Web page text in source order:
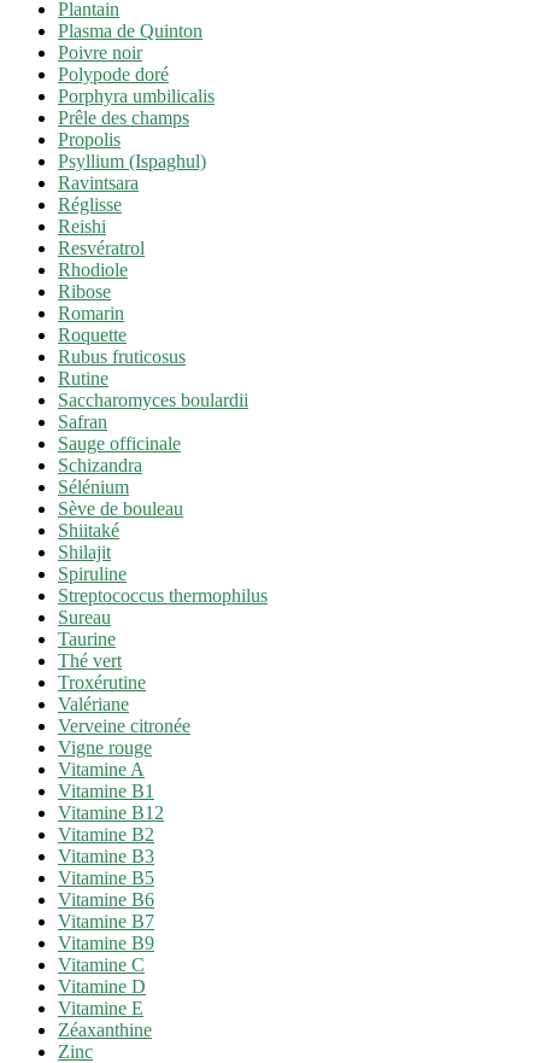
Plantain
Plasma de Quinton
Poivre noir
Polypode doré
Porphyra umbilicalis
Prêle des champs
Propolis
Psyllium (Ispaghul)
Ravintsara
Réglisse
Reishi
Resvératrol
Rhodiole
Ribose
Romarin
Roquette
Rubus fruticosus
Rutine
Saccharomyces boulardii
Safran
Sauge officinale
Schizandra
Sélénium
Sève de bouleau
Shiitaké
Shilajit
Spiruline
Streptococcus thermophilus
Sureau
Taurine
Thé vert
Troxérutine
Valériane
Verveine citronée
Vigne rouge
Vitamine A
Vitamine B1
Vitamine B12
Vitamine B2
Vitamine B3
Vitamine B5
Vitamine B6
Vitamine B7
Vitamine B9
Vitamine C
Vitamine D
Vitamine E
Zéaxanthine
Zinc